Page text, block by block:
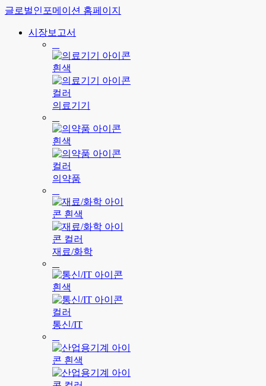
글로벌인포메이션 홈페이지
시장보고서
의료기기
의약품
재료/화학
통신/IT